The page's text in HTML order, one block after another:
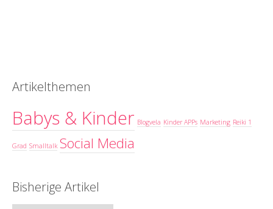
Artikelthemen
Babys & Kinder Blogvela Kinder APPs Marketing Reiki 1
Grad Smalltalk Social Media
Bisherige Artikel